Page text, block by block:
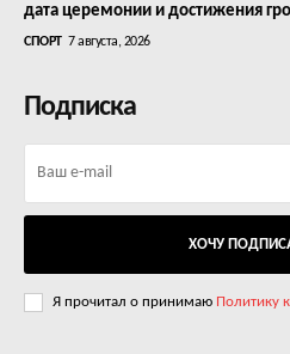
дата церемонии и достижения
СПОРТ 7 августа, 2026
Подписка
ХОЧУ
Я прочитал о принимаю Политику